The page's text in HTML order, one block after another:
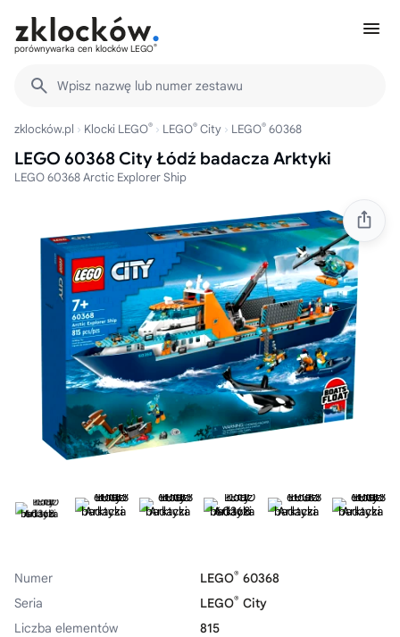
porównywarka cen klocków LEGO®
Wpisz nazwę lub numer zestawu
zklocków.pl Klocki LEGO® LEGO® City LEGO® 60368
LEGO 60368 City Łódź badacza Arktyki
LEGO 60368 Arctic Explorer Ship
Numer LEGO® 60368
Seria
LEGO® City
Liczba elementów
815